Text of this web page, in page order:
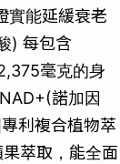
實能延緩衰老
) 每包含
毫克的身
諾加因
利複合植物萃
萃取，能全面